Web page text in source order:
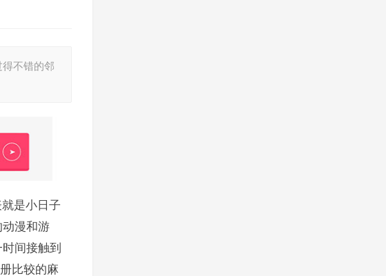
不错的邻
是小日子
漫和游
间接触到
比较的麻